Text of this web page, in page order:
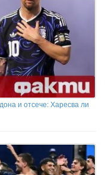
и отсече: Харесва ли